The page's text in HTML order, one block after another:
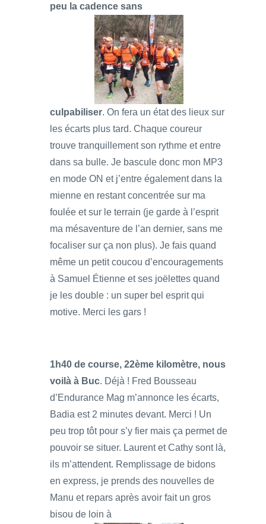
peu la cadence sans
culpabiliser. On fera un état des lieux sur
les écarts plus tard. Chaque coureur
trouve tranquillement son rythme et entre
dans sa bulle. Je bascule donc mon MP3
en mode ON et j’entre également dans la
mienne en restant concentrée sur ma
foulée et sur le terrain (je garde à l’esprit
ma mésaventure de l’an dernier, sans me
focaliser sur ça non plus). Je fais quand
même un petit coucou d’encouragements
à Samuel Étienne et ses joëlettes quand
je les double : un super bel esprit qui
motive. Merci les gars !
1h40 de course, 22ème kilomètre, nous
voilà à Buc. Déjà ! Fred Bousseau
d’Endurance Mag m’annonce les écarts,
Badia est 2 minutes devant. Merci ! Un
peu trop tôt pour s’y fier mais ça permet de
pouvoir se situer. Laurent et Cathy sont là,
ils m’attendent. Remplissage de bidons
en express, je prends des nouvelles de
Manu et repars après avoir fait un gros
bisou de loin à